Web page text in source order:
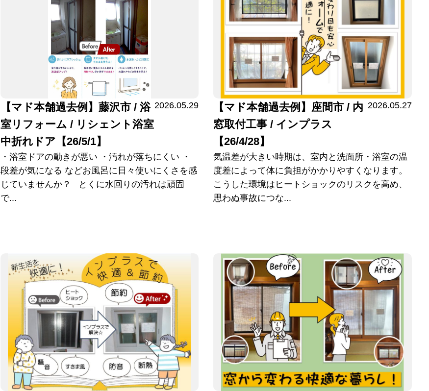
【マド本舗過去例】藤沢市 / 浴
室リフォーム / リシェント浴室
中折れドア【26/5/1】
2026.05.29
・浴室ドアの動きが悪い ・汚れが落ちにくい ・
段差が気になる などお風呂に日々使いにくさを感
じていませんか？ とくに水回りの汚れは頑固
で...
【マド本舗過去例】座間市 / 内
窓取付工事 / インプラス
【26/4/28】
2026.05.27
気温差が大きい時期は、室内と洗面所・浴室の温
度差によって体に負担がかかりやすくなります。
こうした環境はヒートショックのリスクを高め、
思わぬ事故につな...